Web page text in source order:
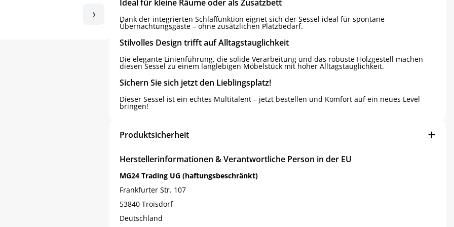
›
Ideal für kleine Räume oder als Zusatzbett
Dank der integrierten Schlaffunktion eignet sich der Sessel ideal für spontane
Übernachtungsgäste – ohne zusätzlichen Platzbedarf.
Stilvolles Design trifft auf Alltagstauglichkeit
Die elegante Linienführung, die solide Verarbeitung und das robuste Holzgestell machen
diesen Sessel zu einem langlebigen Möbelstück mit hoher Alltagstauglichkeit.
Sichern Sie sich jetzt den Lieblingsplatz!
Dieser Sessel ist ein echtes Multitalent – jetzt bestellen und Komfort auf ein neues Level
bringen!
Produktsicherheit
Herstellerinformationen & Verantwortliche Person in der EU
MG24 Trading UG (haftungsbeschränkt)
Frankfurter Str. 107
53840 Troisdorf
Deutschland